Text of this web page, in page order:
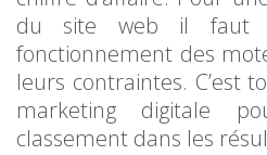
du site web il faut
fonctionnement des
leurs contraintes. C’est
marketing digitale
classement dans les